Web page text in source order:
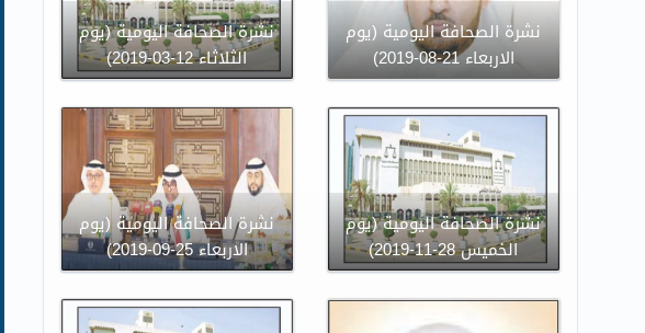
نشرة الصحافة اليومية (يوم
الثلاثاء 12-03-2019)
نشرة الصحافة اليومية (يوم
الاربعاء 21-08-2019)
نشرة الصحافة اليومية (يوم
الاربعاء 25-09-2019)
نشرة الصحافة اليومية (يوم
الخميس 28-11-2019)